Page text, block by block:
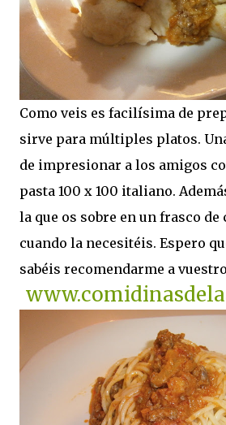
Como veis es facilísima de
sirve para múltiples platos.
de impresionar a los amigos
pasta 100 x 100 italiano.
la que os sobre en un frasco
cuando la necesitéis. Espero
sabéis recomendarme a